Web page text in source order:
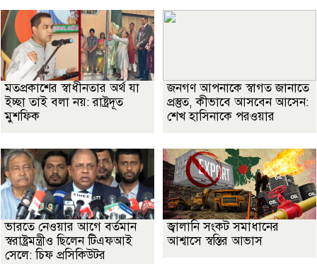
মতপ্রকাশের স্বাধীনতার অর্থ যা
ইচ্ছা তাই বলা নয়: রাষ্ট্রদূত
মুশফিক
জনগণ আপনাকে স্বাগত জানাতে
প্রস্তুত, কীভাবে আসবেন আসেন:
শেখ হাসিনাকে পরওয়ার
ভারতে নেওয়ার আগে বর্তমান
স্বরাষ্ট্রমন্ত্রীও ছিলেন টিএফআই
সেলে: চিফ প্রসিকিউটর
জ্বালানি সংকট সমাধানের
আশ্বাসে স্বস্তির আভাস